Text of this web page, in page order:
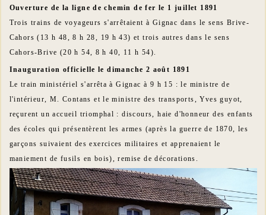
Ouverture de la ligne de chemin de fer le 1 juillet 1891
Trois trains de voyageurs s'arrêtaient à Gignac dans le sens Brive-
Cahors (13 h 48, 8 h 28, 19 h 43) et trois autres dans le sens
Cahors-Brive (20 h 54, 8 h 40, 11 h 54).
Inauguration officielle le dimanche 2 août 1891
Le train ministériel s'arrêta à Gignac à 9 h 15 : le ministre de
l'intérieur, M. Contans et le ministre des transports, Yves guyot,
reçurent un accueil triomphal : discours, haie d'honneur des enfants
des écoles qui présentèrent les armes (après la guerre de 1870, les
garçons suivaient des exercices militaires et apprenaient le
maniement de fusils en bois), remise de décorations.